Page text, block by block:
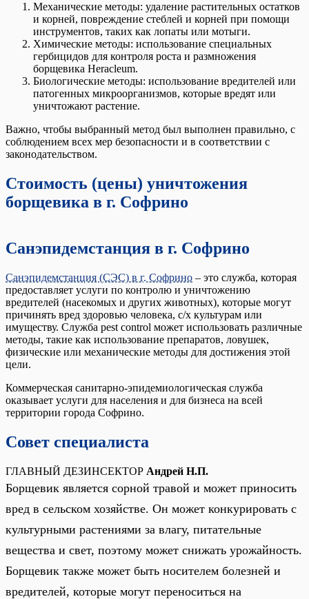
Механические методы: удаление растительных остатков
и корней, повреждение стеблей и корней при помощи
инструментов, таких как лопаты или мотыги.
Химические методы: использование специальных
гербицидов для контроля роста и размножения
борщевика Heracleum.
Биологические методы: использование вредителей или
патогенных микроорганизмов, которые вредят или
уничтожают растение.
Важно, чтобы выбранный метод был выполнен правильно, с
соблюдением всех мер безопасности и в соответствии с
законодательством.
Стоимость (цены) уничтожения
борщевика в г. Софрино
Санэпидемстанция в г. Софрино
Санэпидемстанция (СЭС) в г. Софрино – это служба, которая
предоставляет услуги по контролю и уничтожению
вредителей (насекомых и других животных), которые могут
причинять вред здоровью человека, с/х культурам или
имуществу. Служба pest control может использовать различные
методы, такие как использование препаратов, ловушек,
физические или механические методы для достижения этой
цели.
Коммерческая санитарно-эпидемиологическая служба
оказывает услуги для населения и для бизнеса на всей
территории города Софрино.
Совет специалиста
ГЛАВНЫЙ ДЕЗИНСЕКТОР Андрей Н.П.
Борщевик является сорной травой и может приносить
вред в сельском хозяйстве. Он может конкурировать с
культурными растениями за влагу, питательные
вещества и свет, поэтому может снижать урожайность.
Борщевик также может быть носителем болезней и
вредителей, которые могут переноситься на